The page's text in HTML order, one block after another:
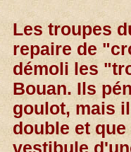
Les troupes
repaire de
démoli les
Bouan. Ils
goulot, mais
double et
vestibule